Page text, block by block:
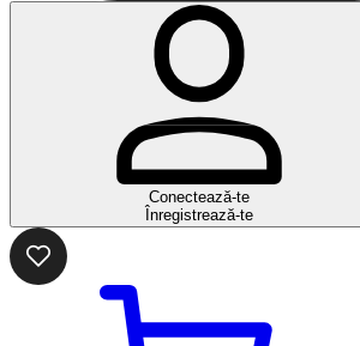
Conectează-te
Înregistrează-te